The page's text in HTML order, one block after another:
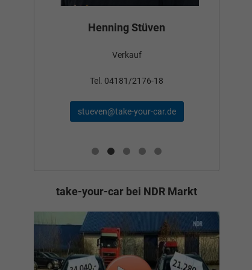
Henning Stüven
Verkauf
Tel. 04181/2176-18
stueven@take-your-car.de
take-your-car bei NDR Markt